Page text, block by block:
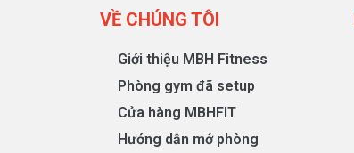
VỀ CHÚNG TÔI
Giới thiệu MBH Fitness
Phòng gym đã setup
Cửa hàng MBHFIT
Hướng dẫn mở phòng